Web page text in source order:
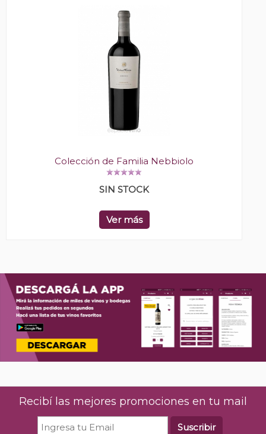
Colección de Familia Nebbiolo
SIN STOCK
Ver más
Recibí las mejores promociones en tu mail
Suscribir